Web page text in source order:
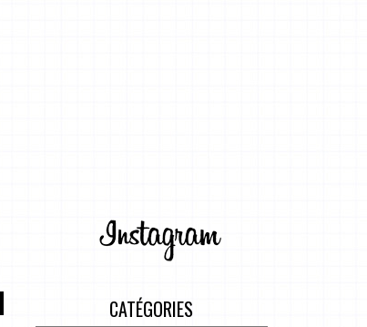
CATÉGORIES